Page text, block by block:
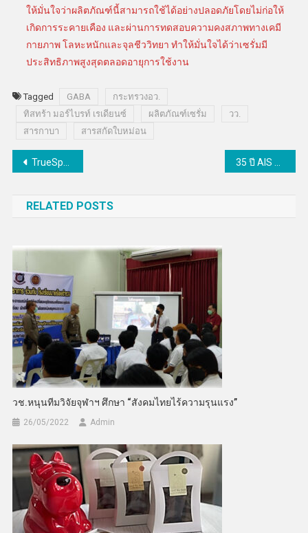
ให้มั่นใจว่าผลิตภัณฑ์นี้สามารถใช้ได้อย่างปลอดภัยโดยไม่ก่อให้
เกิดการระคายเคือง และผ่านการทดสอบความคงสภาพทางเคมี
กายภาพ โลหะหนักและจุลชีววิทยา ทำให้มั่นใจได้ว่าเซรั่มมี
ประสิทธิภาพสูงสุดตลอดอายุการใช้งาน
Tagged GABA
กระทรวงอว.
ทิสทร้า มอร์ไบรท์ เรเดียนซ์
ผลิตภัณฑ์เซรั่ม
วว.
สารกาบา
สารสกัดใบหม่อน
แนะแนว
TrueSpace x A.livelyhood เปิดคอลเลคชั่นสุดพิเศษ ‘Your Space Collection – Flow | Bloom | Universe’ 35 ปี AIS วิวัฒน์ใหม่นำทัพผู้นำดิจิทัล ปักหมุด AI พลิกพลังสร้างชาติ จัดแคมเปญยักษ์ ‘AIS 1 Point 12 Weeks 12 Wow’
RELATED POSTS
วช.หนุนทีมวิจัยจุฬาฯ ศึกษา “สังคมไทยไร้ความรุนแรง”
26/05/2022 Admin